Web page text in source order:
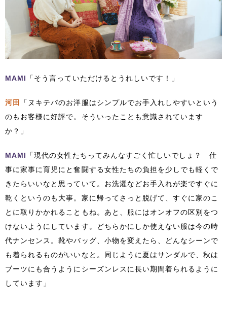
MAMI 「そう言っていただけるとうれしいです！」
河田
「ヌキテパのお洋服はシンプルでお手入れしやすいという
のもお客様に好評で。そういったことも意識されています
か？」
MAMI
「現代の女性たちってみんなすごく忙しいでしょ？ 仕
事に家事に育児にと奮闘する女性たちの負担を少しでも軽くで
きたらいいなと思っていて。お洗濯などお手入れが楽ですぐに
乾くというのも大事。家に帰ってさっと脱げて、すぐに家のこ
とに取りかかれることもね。あと、服にはオンオフの区別をつ
けないようにしています。どちらかにしか使えない服は今の時
代ナンセンス。靴やバッグ、小物を変えたら、どんなシーンで
も着られるものがいいなと。同じように夏はサンダルで、秋は
ブーツにも合うようにシーズンレスに長い期間着られるように
しています」